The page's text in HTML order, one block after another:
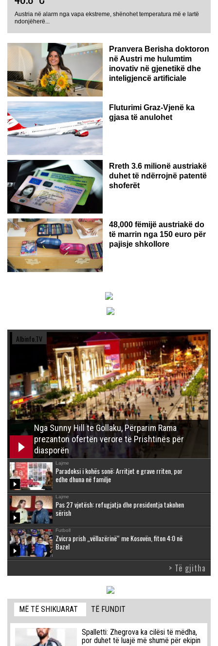
Austria në alarm nga vapa ekstreme, shënohet temperatura më e lartë
ndonjëherë...
AUSTRI
Pranvera Berisha doktoron
në Austri me hulumtim
inovativ në gjenetikë dhe
inteligjencë artificiale
Fluturimi Graz-Vjenë ka
gjasa të anulohet
Rreth 3.6 milionë austriakë
duhet të ndërrojnë patentë
shoferët
48,000 fëmijë austriakë do
të marrin nga 150 euro për
pajisje shkollore
Albinfo.TV
Nga Sunny Hill te Gollaku, Përparim Rama
prezanton ofertën verore të Prishtinës për
diasporën
Lajme
Paradoksi i kohës sonë: Arritjet e grave rriten, por
edhe dhuna në familje
Lajme
Pas 27 vjetësh: refugjatja dhe presidentja takohen
sërish
Futboll
Zvicra prish „vëllazërinë“ me Kosovën, fiton 4:0 në
Bazel
> Të gjitha
MË TË SHIKUARAT TË FUNDIT
Spalletti: Zhegrova ka cilësi të mëdha,
por duhet të luajë më shumë për ekipin